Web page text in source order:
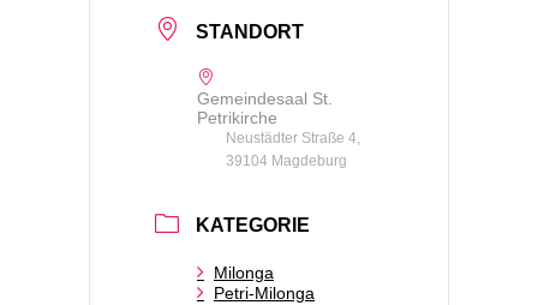
STANDORT
Gemeindesaal St.
Petrikirche
Neustädter Straße 4,
39104 Magdeburg
KATEGORIE
Milonga
Petri-Milonga